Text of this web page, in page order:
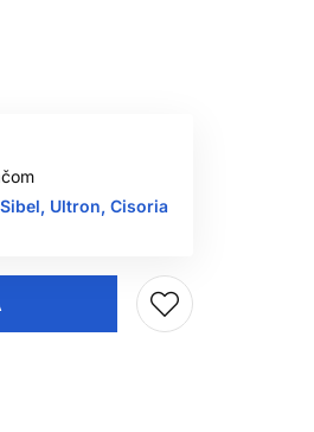
Ultron, Cisoria